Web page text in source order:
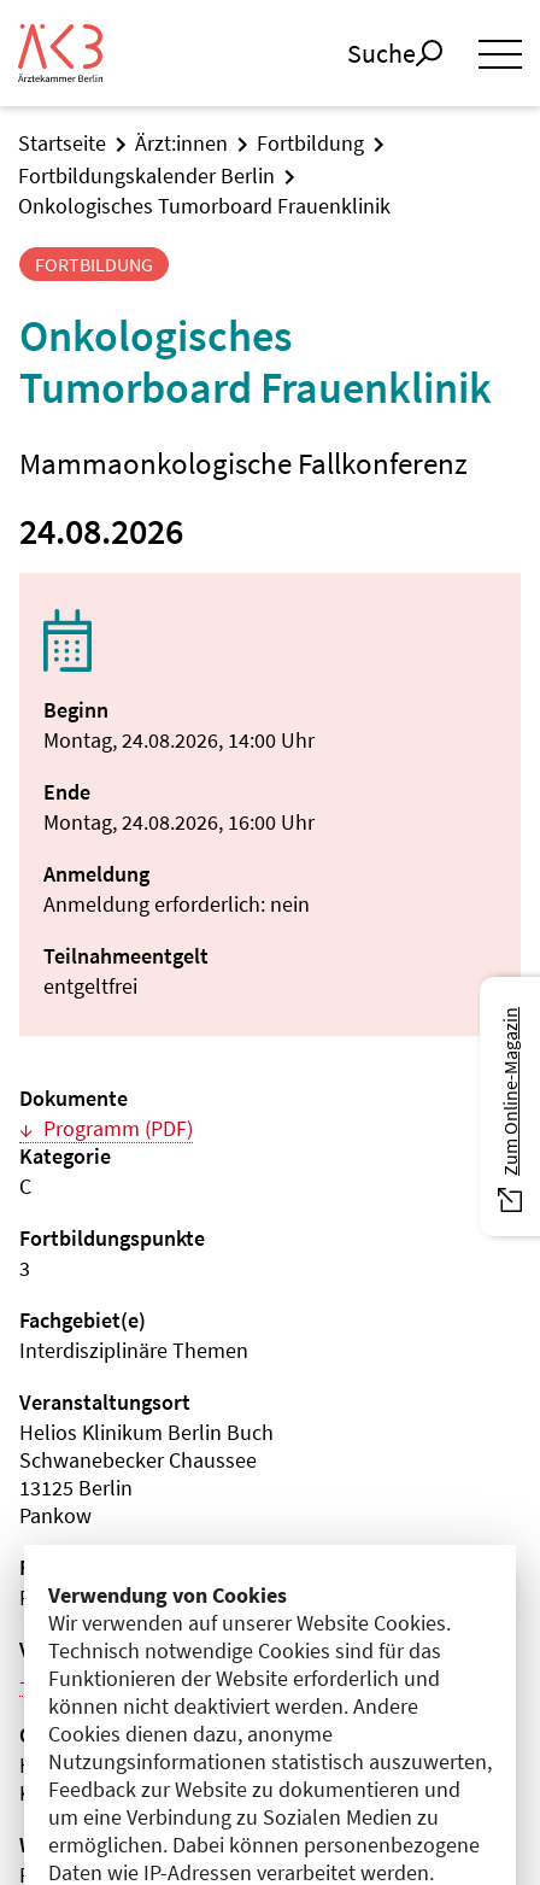
Verwendung von Cookies
Wir verwenden auf unserer Website Cookies.
Technisch notwendige Cookies sind für das
Funktionieren der Website erforderlich und
können nicht deaktiviert werden. Andere
Cookies dienen dazu, anonyme
Nutzungsinformationen statistisch auszuwerten,
Feedback zur Website zu dokumentieren und
um eine Verbindung zu Sozialen Medien zu
ermöglichen. Dabei können personenbezogene
Daten wie IP-Adressen verarbeitet werden.
Suche
Startseite Ärzt:innen
Fortbildung
Fortbildungskalender Berlin
Onkologisches Tumorboard Frauenklinik
FORTBILDUNG
Onkologisches
Tumorboard Frauenklinik
Mammaonkologische Fallkonferenz
24.08.2026
Beginn
Montag, 24.08.2026, 14:00 Uhr
Ende
Montag, 24.08.2026, 16:00 Uhr
Anmeldung
Anmeldung erforderlich: nein
Teilnahmeentgelt
entgeltfrei
Dokumente
Programm (PDF)
Kategorie
C
Fortbildungspunkte
3
Fachgebiet(e)
Interdisziplinäre Themen
Veranstaltungsort
Helios Klinikum Berlin Buch
Schwanebecker Chaussee
13125 Berlin
Pankow
Fortbildungsformat
Präsenz
Veranstaltungsreihe
Weitere Veranstaltungen dieser Reihe (8)
Organisator(en)
HELIOS Klinikum Berlin-Buch
Klinik für Gynäkologie und Geburtshilfe
Wissenschaftliche Leitung
Frau Dr. med. Christine Mau
Zum Online-Magazin